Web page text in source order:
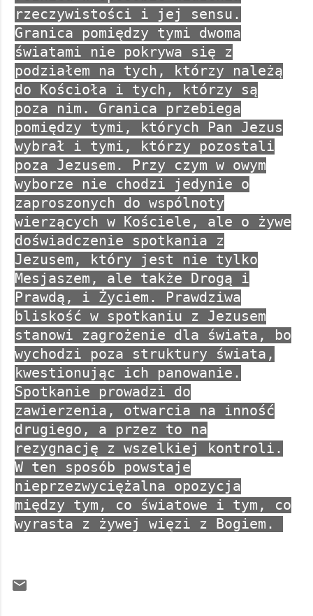
rzeczywistości i jej sensu.
Granica pomiędzy tymi dwoma
światami nie pokrywa się z
podziałem na tych, którzy należą
do Kościoła i tych, którzy są
poza nim. Granica przebiega
pomiędzy tymi, których Pan Jezus
wybrał i tymi, którzy pozostali
poza Jezusem. Przy czym w owym
wyborze nie chodzi jedynie o
zaproszonych do wspólnoty
wierzących w Kościele, ale o żywe
doświadczenie spotkania z
Jezusem, który jest nie tylko
Mesjaszem, ale także Drogą i
Prawdą, i Życiem. Prawdziwa
bliskość w spotkaniu z Jezusem
stanowi zagrożenie dla świata, bo
wychodzi poza struktury świata,
kwestionując ich panowanie.
Spotkanie prowadzi do
zawierzenia, otwarcia na inność
drugiego, a przez to na
rezygnację z wszelkiej kontroli.
W ten sposób powstaje
nieprzezwyciężalna opozycja
między tym, co światowe i tym, co
wyrasta z żywej więzi z Bogiem.